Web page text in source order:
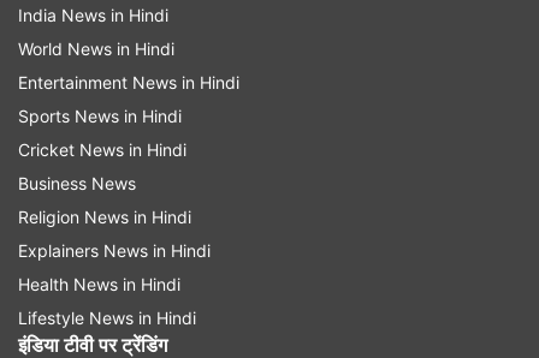
व्यक्ति उदास या परेशान दिखाई दे ऐसा बिल्कुल भी ज़रूरी नहीं
है। कई लोग बाहर से खुश दिखते हैं लेकिन अंदर ही अंदर
दुखी होते हैं। धीरे-धीरे यह स्थिति व्यक्ति को उदासीनता की
ओर ले जा सकती है। गंभीर मामलों में आत्महत्या के विचार भी
उत्पन्न हो सकते हैं।
India News in Hindi
World News in Hindi
Entertainment News in Hindi
Sports News in Hindi
Cricket News in Hindi
Business News
Religion News in Hindi
Explainers News in Hindi
Health News in Hindi
Lifestyle News in Hindi
इंडिया टीवी पर ट्रेंडिंग